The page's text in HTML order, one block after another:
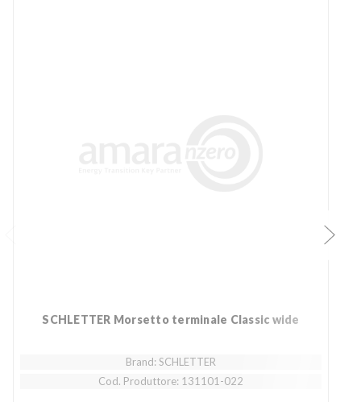
SCHLETTER Morsetto terminale Classic wide
Brand: SCHLETTER
Cod. Produttore: 131101-022